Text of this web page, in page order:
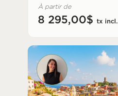
À partir de
8 295,00$ tx incl.